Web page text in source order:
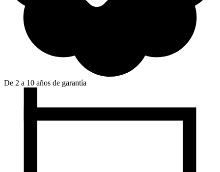
De 2 a 10 años de garantía